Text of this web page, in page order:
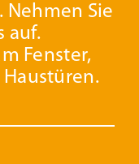
Sie
auf.
Fenster,